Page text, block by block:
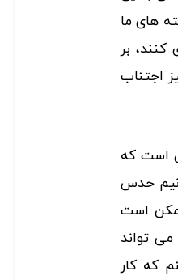
های ما
بر
اجتناب
است که
حدس
است
تواند
که کار